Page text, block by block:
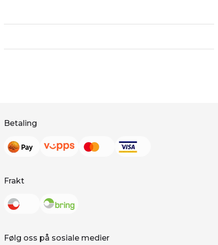
Betaling
Frakt
Følg oss på sosiale medier